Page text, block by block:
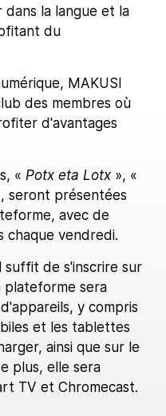
dans la langue et la
du
MAKUSI
des membres où
d'avantages
« Potx eta Lotx », «
seront présentées
avec de
chaque vendredi.
suffit de s'inscrire sur
plateforme sera
y compris
et les tablettes
ainsi que sur le
plus, elle sera
TV et Chromecast.